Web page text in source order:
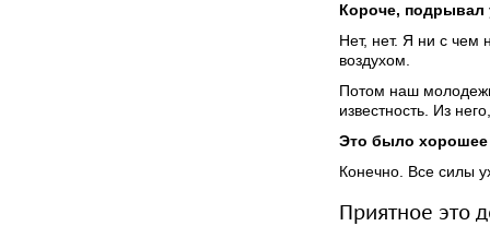
Короче, подрывал
Нет, нет. Я ни с чем
воздухом.
Потом наш
известность. Из
Это было
Конечно. Все силы
Приятное это